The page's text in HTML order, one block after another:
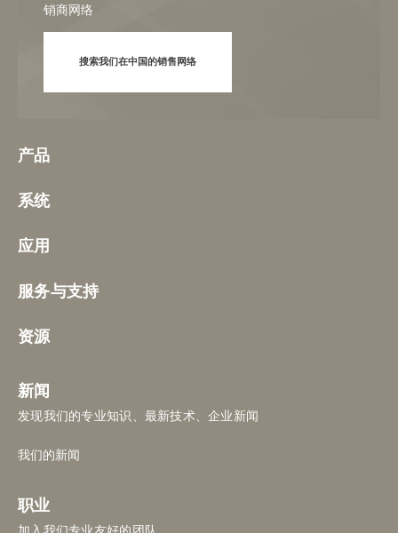
销商网络
搜索我们在中国的销售网络
产品
系统
应用
服务与支持
资源
新闻
发现我们的专业知识、最新技术、企业新闻
我们的新闻
职业